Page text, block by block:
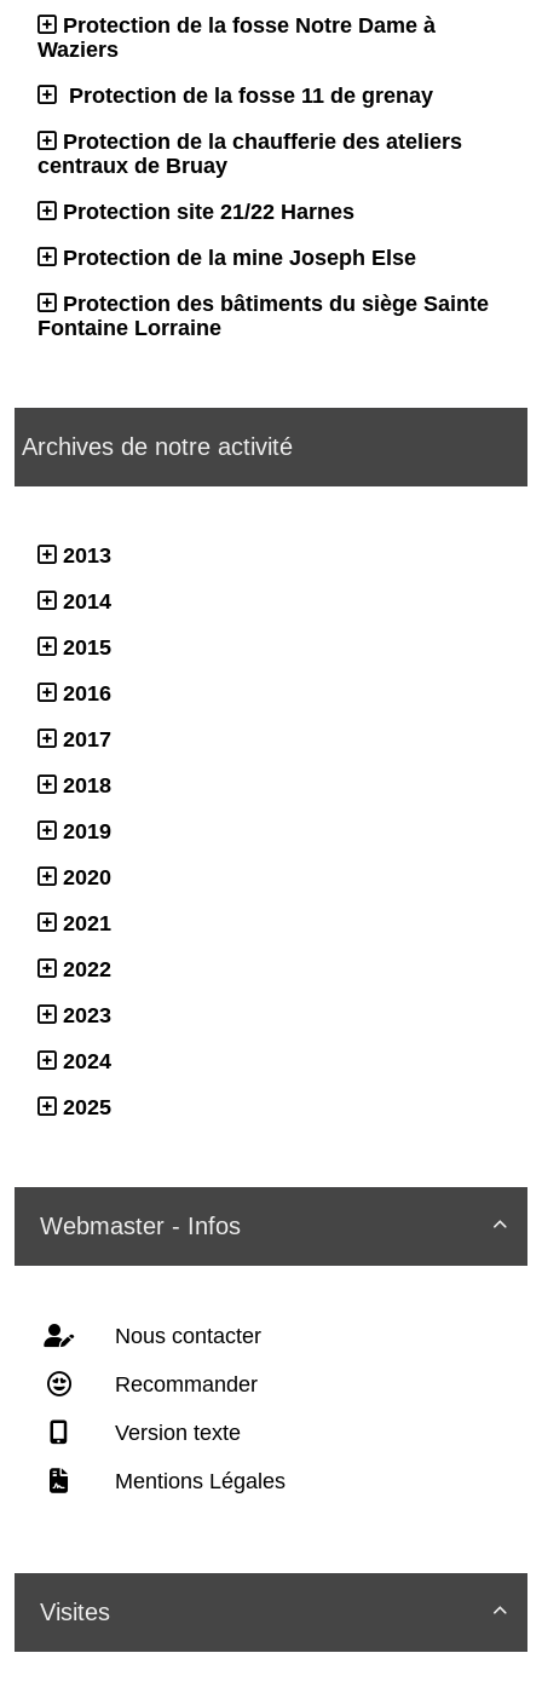
Protection de la fosse Notre Dame à
Waziers
Protection de la fosse 11 de grenay
Protection de la chaufferie des ateliers
centraux de Bruay
Protection site 21/22 Harnes
Protection de la mine Joseph Else
Protection des bâtiments du siège Sainte
Fontaine Lorraine
Archives de notre activité
2013
2014
2015
2016
2017
2018
2019
2020
2021
2022
2023
2024
2025

Webmaster - Infos
Nous contacter
Recommander
Version texte
Mentions Légales

Visites